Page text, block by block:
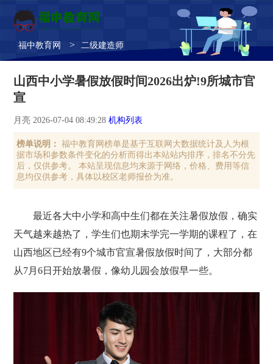
福中教育网 > 二级建造师
山西中小学暑假放假时间2026出炉!9所城市官
宣
月亮 2026-07-04 08:49:28机构列表
榜单说明：
福中教育网榜单是基于互联网大数据统计及人为根
据市场和参数条件变化的分析而得出本站站内排序，排名不分先
后，仅供参考。 本站呈现信息均来源于网络，价格、费用等信
息均仅供参考，具体以校区老师报价为准。
最近各大中小学和高中生们都在关注暑假放假，确实
天气越来越热了，学生们也期末学完一学期的课程了，在
山西地区已经有9个城市官宣暑假放假时间了，大部分都
从7月6日开始放暑假，像幼儿园会放假早一些。